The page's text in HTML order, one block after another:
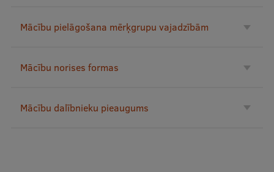
Projekti
Mācību pielāgošana mērķgrupu vajadzībām
Mācību norises formas
Mācību dalībnieku pieaugums